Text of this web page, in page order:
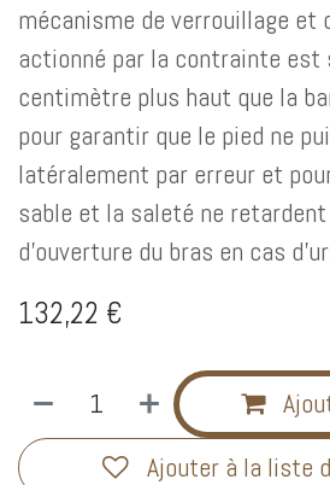
mécanisme de verrouillage et
actionné par la contrainte est
centimètre plus haut que la
pour garantir que le pied ne
latéralement par erreur et
sable et la saleté ne
d'ouverture du bras en cas
132,22 €
Ajouter à la liste